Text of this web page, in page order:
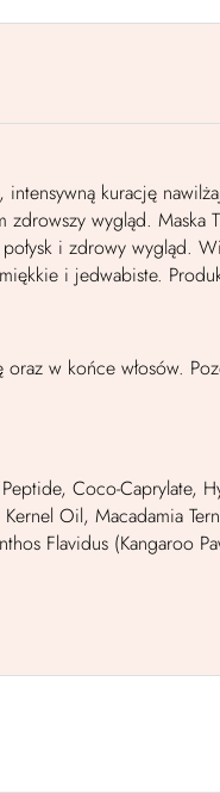
kurację
wygląd. Maska
i zdrowy wygląd.
i jedwabiste.
w końce włosów.
Coco-Caprylate,
Oil, Macadamia
Flavidus (Kangaroo